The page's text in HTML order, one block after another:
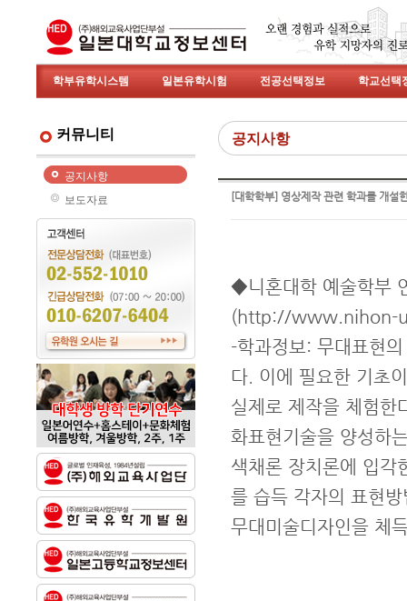
학부유학시스템 일본유학시험 전공선택정보 학교선택
커뮤니티
공지사항
보도자료
공지사항
[대학학부] 영상제작 관련 학과를 개설
◆니혼대학 예술학부
(http://www.nihon-
-학과정보: 무대표현
다. 이에 필요한 기초
실제로 제작을 체험한
화표현기술을 양성하
색채론 장치론에 입각
를 습득 각자의 표현
무대미술디자인을 체